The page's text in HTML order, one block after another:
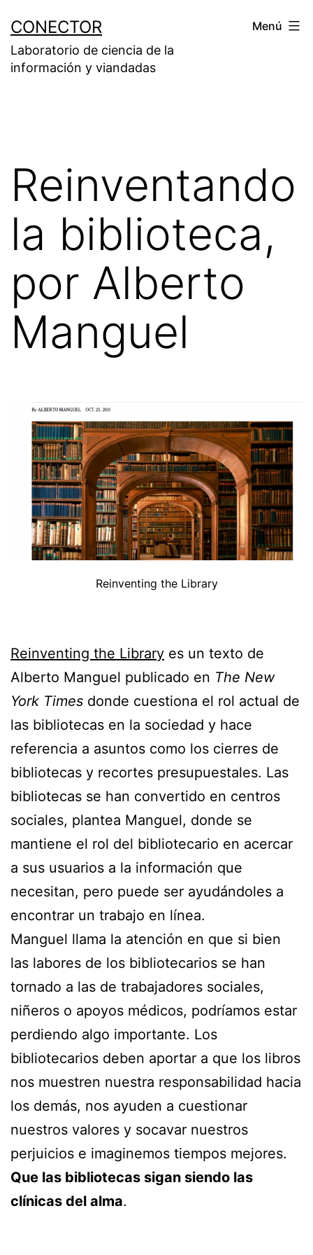
contenido
CONECTOR
Laboratorio de ciencia de la
información y viandadas
Menú
Reinventando
la biblioteca,
por Alberto
Manguel
Reinventing the Library
Reinventing the Library es un texto de
Alberto Manguel publicado en The New
York Times donde cuestiona el rol actual de
las bibliotecas en la sociedad y hace
referencia a asuntos como los cierres de
bibliotecas y recortes presupuestales. Las
bibliotecas se han convertido en centros
sociales, plantea Manguel, donde se
mantiene el rol del bibliotecario en acercar
a sus usuarios a la información que
necesitan, pero puede ser ayudándoles a
encontrar un trabajo en línea.
Manguel llama la atención en que si bien
las labores de los bibliotecarios se han
tornado a las de trabajadores sociales,
niñeros o apoyos médicos, podríamos estar
perdiendo algo importante. Los
bibliotecarios deben aportar a que los libros
nos muestren nuestra responsabilidad hacia
los demás, nos ayuden a cuestionar
nuestros valores y socavar nuestros
perjuicios e imaginemos tiempos mejores.
Que las bibliotecas sigan siendo las
clínicas del alma.